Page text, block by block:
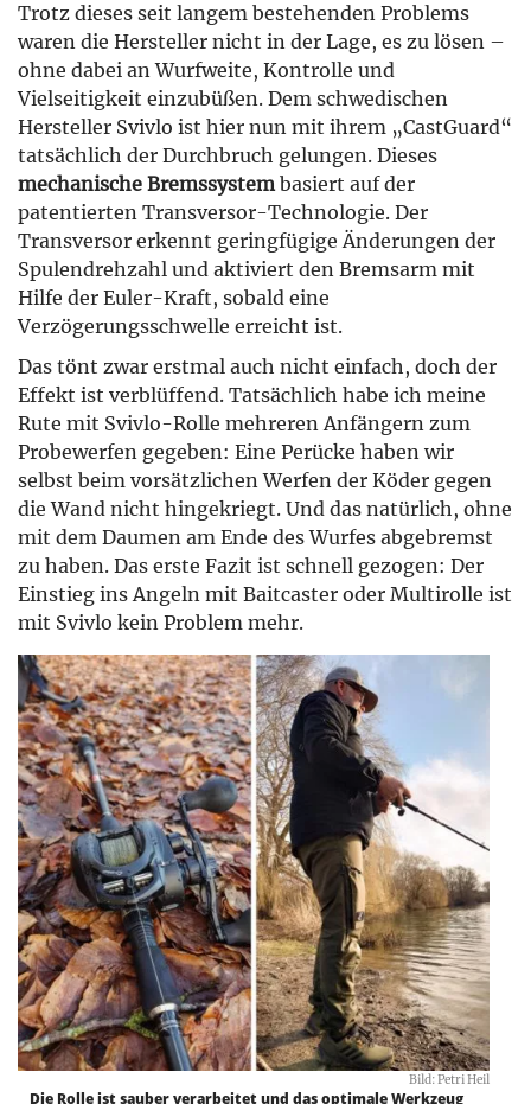
Trotz dieses seit langem bestehenden Problems
waren die Hersteller nicht in der Lage, es zu lösen –
ohne dabei an Wurfweite, Kontrolle und
Vielseitigkeit einzubüßen. Dem schwedischen
Hersteller Svivlo ist hier nun mit ihrem „CastGuard“
tatsächlich der Durchbruch gelungen. Dieses
mechanische Bremssystembasiert auf der
patentierten Transversor-Technologie. Der
Transversor erkennt geringfügige Änderungen der
Spulendrehzahl und aktiviert den Bremsarm mit
Hilfe der Euler-Kraft, sobald eine
Verzögerungsschwelle erreicht ist.
Das tönt zwar erstmal auch nicht einfach, doch der
Effekt ist verblüffend. Tatsächlich habe ich meine
Rute mit Svivlo-Rolle mehreren Anfängern zum
Probewerfen gegeben: Eine Perücke haben wir
selbst beim vorsätzlichen Werfen der Köder gegen
die Wand nicht hingekriegt. Und das natürlich, ohne
mit dem Daumen am Ende des Wurfes abgebremst
zu haben. Das erste Fazit ist schnell gezogen: Der
Einstieg ins Angeln mit Baitcaster oder Multirolle ist
mit Svivlo kein Problem mehr.
Bild: Petri Heil
Die Rolle ist sauber verarbeitet und das optimale Werkzeug